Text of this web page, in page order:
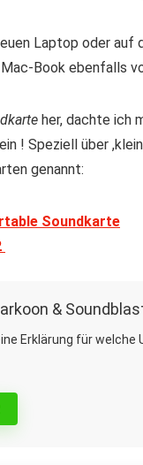
Laptop oder
Book ebenfalls
her, dachte ich
! Speziell über
genannt:
Soundkarte
&
Erklärung für